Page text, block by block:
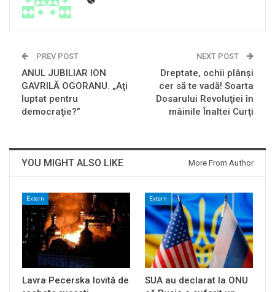
PREV POST
ANUL JUBILIAR ION
GAVRILĂ OGORANU. „Aţi
luptat pentru
democraţie?”
NEXT POST
Dreptate, ochii plânşi
cer să te vadă! Soarta
Dosarului Revoluţiei în
mâinile Înaltei Curţi
YOU MIGHT ALSO LIKE More From Author
Extern
Lavra Pecerska lovită de
Extern
SUA au declarat la ONU